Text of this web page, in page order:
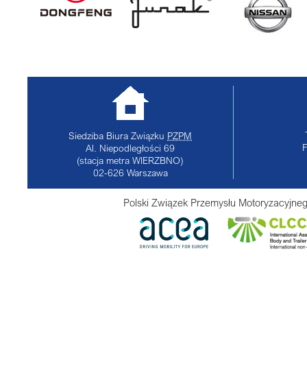
Siedziba Biura Związku PZPM
Al. Niepodległości 69
(stacja metra WIERZBNO)
02-626 Warszawa
Polski Związek Przemysłu